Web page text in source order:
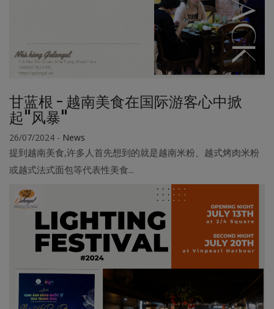
甘蓝根 - 越南美食在国际游客心中掀
起"风暴"
26/07/2024 - News
提到越南美食,许多人首先想到的就是越南米粉、越式烤肉米粉
或越式法式面包等代表性美食...